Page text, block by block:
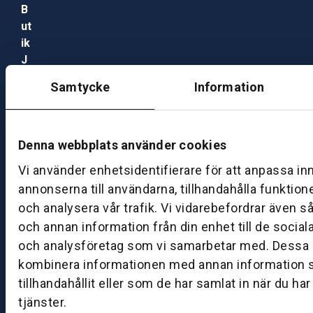
Samtycke Information
Denna webbplats använder cookies
Vi använder enhetsidentifierare för att anpassa
annonserna till användarna, tillhandahålla
och analysera vår trafik. Vi vidarebefordrar även
och annan information från din enhet till de
och analysföretag som vi samarbetar med. Dessa
kombinera informationen med annan information
tillhandahållit eller som de har samlat in när du
tjänster.
B
ut
ik
J
k
pi
g
K
u
n
d
c
e